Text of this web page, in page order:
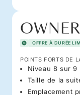
OFFRE À DURÉE
POINTS FORTS DE
Niveau 8 sur 9
Taille de la
Emplacement